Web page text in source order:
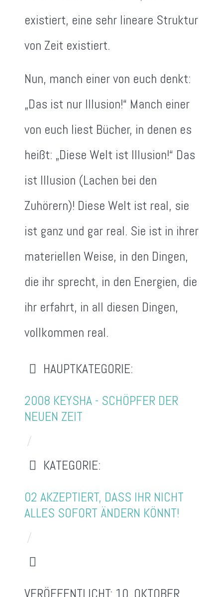
existiert, eine sehr lineare Struktur
von Zeit existiert.
Nun, manch einer von euch denkt:
„Das ist nur Illusion!“ Manch einer
von euch liest Bücher, in denen es
heißt: „Diese Welt ist Illusion!“ Das
ist Illusion (Lachen bei den
Zuhörern)! Diese Welt ist real, sie
ist ganz und gar real. Sie ist in ihrer
materiellen Weise, in den Dingen,
die ihr sprecht, in den Energien, die
ihr erfahrt, in all diesen Dingen,
vollkommen real.
HAUPTKATEGORIE:
2008 KEYSHA - SCHÖPFER DER
NEUEN ZEIT
KATEGORIE:
02 AKZEPTIERT, DASS IHR NICHT
ALLES SOFORT ÄNDERN KÖNNT!